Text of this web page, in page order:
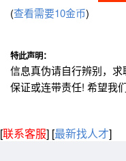
(查看需要10金币)
特此声明：
信息真伪请自行辨别，
保证或连带责任! 希望我
[联系客服] [最新找人才]